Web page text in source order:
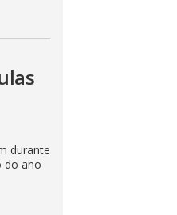
durante
do ano